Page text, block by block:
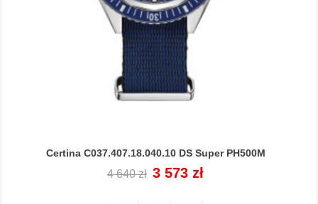
Certina C037.407.18.040.10 DS Super PH500M
Cena
4 640 zł Cena
3 573 zł